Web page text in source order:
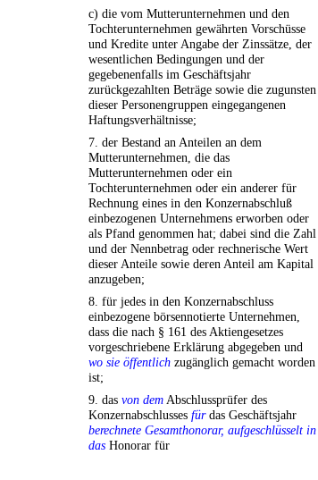
c) die vom Mutterunternehmen und den
Tochterunternehmen gewährten Vorschüsse
und Kredite unter Angabe der Zinssätze, der
wesentlichen Bedingungen und der
gegebenenfalls im Geschäftsjahr
zurückgezahlten Beträge sowie die zugunsten
dieser Personengruppen eingegangenen
Haftungsverhältnisse;
7. der Bestand an Anteilen an dem
Mutterunternehmen, die das
Mutterunternehmen oder ein
Tochterunternehmen oder ein anderer für
Rechnung eines in den Konzernabschluß
einbezogenen Unternehmens erworben oder
als Pfand genommen hat; dabei sind die Zahl
und der Nennbetrag oder rechnerische Wert
dieser Anteile sowie deren Anteil am Kapital
anzugeben;
8. für jedes in den Konzernabschluss
einbezogene börsennotierte Unternehmen,
dass die nach § 161 des Aktiengesetzes
vorgeschriebene Erklärung abgegeben und
wo sie öffentlich zugänglich gemacht worden
ist;
9. das von demAbschlussprüfer des
Konzernabschlusses fürdas Geschäftsjahr
berechnete Gesamthonorar, aufgeschlüsselt in
das Honorar für